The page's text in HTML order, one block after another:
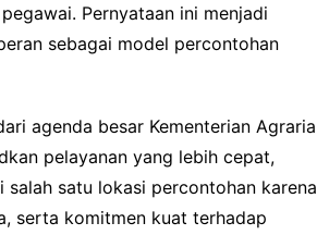
Pernyataan ini menjadi
sebagai model percontohan
agenda besar Kementerian Agraria
pelayanan yang lebih cepat,
satu lokasi percontohan karena
serta komitmen kuat terhadap